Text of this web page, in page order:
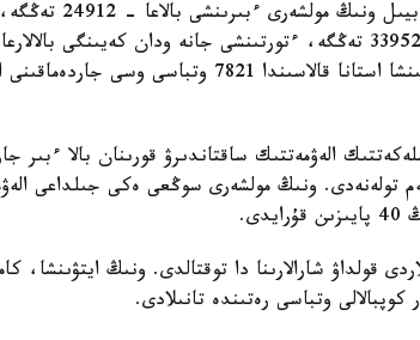
مەملەكەتتىك جاردەماقى
-جىلعى 1- تامىزداعى جاعداي بويىنشا استانا قالاسىندا
الەۋمەتتىك ساقتاندىرۋ قورىنان بالا ءبىر
تولەنەدى. ونىڭ مولشەرى سوڭعى ەكى جىلداعى
قولداۋ شارالارىنا دا توقتالدى. ونىڭ ايتۋىنشا،
وتباسى رەتىندە تانىلادى.